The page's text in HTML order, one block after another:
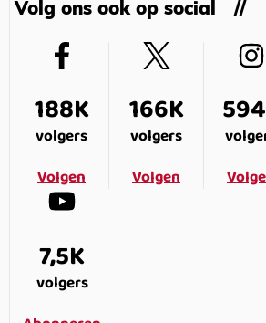
Volg ons ook op social
188K
volgers
Volgen
166K
volgers
Volgen
7,5K
volgers